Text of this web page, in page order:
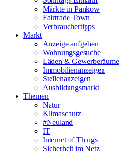
Märkte in Pankow
Fairtrade Town
Verbrauchertipps
Markt
Anzeige aufgeben
Wohnungsgesuche
Läden & Gewerberäume
Immobilienanzeigen
Stellenanzeigen
Ausbildungsmarkt
Themen
Natur
Klimaschutz
#Neuland
IT
Internet of Things
Sicherheit im Netz